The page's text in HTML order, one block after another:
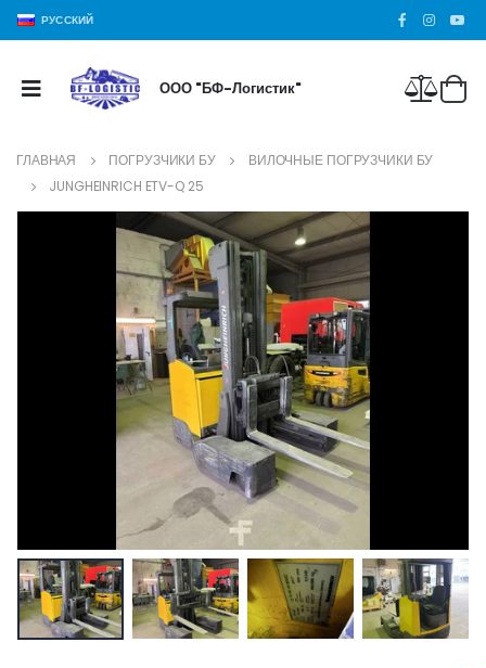
РУССКИЙ
ООО "БФ-Логистик"
ГЛАВНАЯ ПОГРУЗЧИКИ БУ
ВИЛОЧНЫЕ ПОГРУЗЧИКИ БУ
JUNGHEINRICH ETV-Q 25